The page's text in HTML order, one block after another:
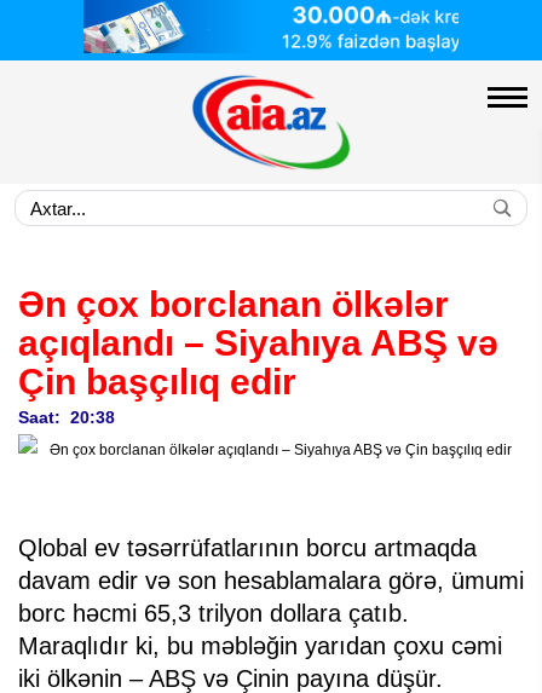
Ən çox borclanan ölkələr
açıqlandı – Siyahıya ABŞ və
Çin başçılıq edir
Saat: 20:38
Qlobal ev təsərrüfatlarının borcu artmaqda
davam edir və son hesablamalara görə, ümumi
borc həcmi 65,3 trilyon dollara çatıb.
Maraqlıdır ki, bu məbləğin yarıdan çoxu cəmi
iki ölkənin – ABŞ və Çinin payına düşür.